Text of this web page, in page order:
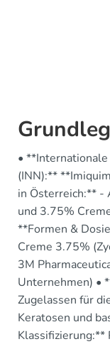
•
(INN):**
in Österreich:** -
und 3.75%
**Formen &
Creme 3.75%
3M
Unternehmen) •
Zugelassen für
Keratosen und
Klassifizierung:**